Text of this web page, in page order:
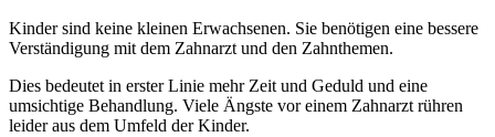
Kinder sind keine kleinen Erwachsenen. Sie benötigen eine bessere
Verständigung mit dem Zahnarzt und den Zahnthemen.
Dies bedeutet in erster Linie mehr Zeit und Geduld und eine
umsichtige Behandlung. Viele Ängste vor einem Zahnarzt rühren
leider aus dem Umfeld der Kinder.